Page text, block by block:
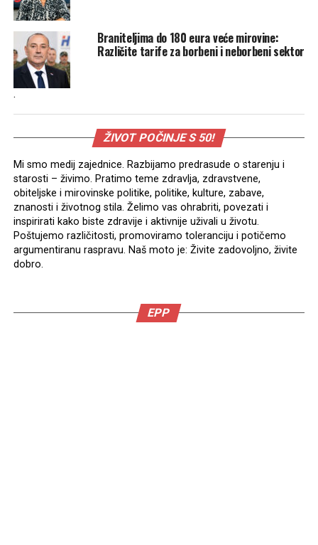
Braniteljima do 180 eura veće mirovine:
Različite tarife za borbeni i neborbeni sektor
.
ŽIVOT POČINJE S 50!
Mi smo medij zajednice. Razbijamo predrasude o starenju i
starosti – živimo. Pratimo teme zdravlja, zdravstvene,
obiteljske i mirovinske politike, politike, kulture, zabave,
znanosti i životnog stila. Želimo vas ohrabriti, povezati i
inspirirati kako biste zdravije i aktivnije uživali u životu.
Poštujemo različitosti, promoviramo toleranciju i potičemo
argumentiranu raspravu. Naš moto je: Živite zadovoljno, živite
dobro.
EPP